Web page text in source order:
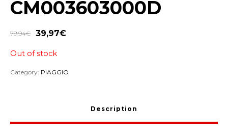
CM003603000D
79,94€ 39,97€
Out of stock
Category: PIAGGIO
Description